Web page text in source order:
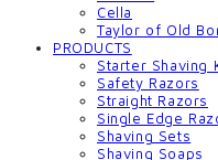
Cella
Taylor of Old
PRODUCTS
Starter Shaving
Safety Razors
Straight Razors
Single Edge
Shaving Sets
Shaving Soaps